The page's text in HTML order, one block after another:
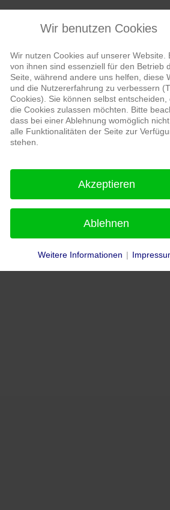
Wir benutzen Cookies
Wir nutzen Cookies auf unserer Website.
von ihnen sind essenziell für den Betrieb
Seite, während andere uns helfen, diese
und die Nutzererfahrung zu verbessern
Cookies). Sie können selbst entscheiden,
die Cookies zulassen möchten. Bitte
dass bei einer Ablehnung womöglich
alle Funktionalitäten der Seite zur
stehen.
Akzeptieren
Ablehnen
Weitere Informationen |